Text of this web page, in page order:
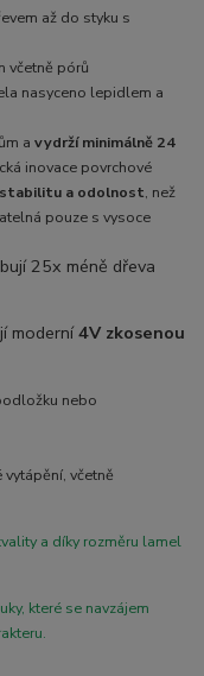
až do styku s
včetně pórů
nasyceno lepidlem a
avydrží minimálně 24
inovace povrchové
a odolnost, než
pouze s vysoce
25x méně dřeva
moderní4V zkosenou
nebo
včetně
a díky rozměru lamel
které se navzájem